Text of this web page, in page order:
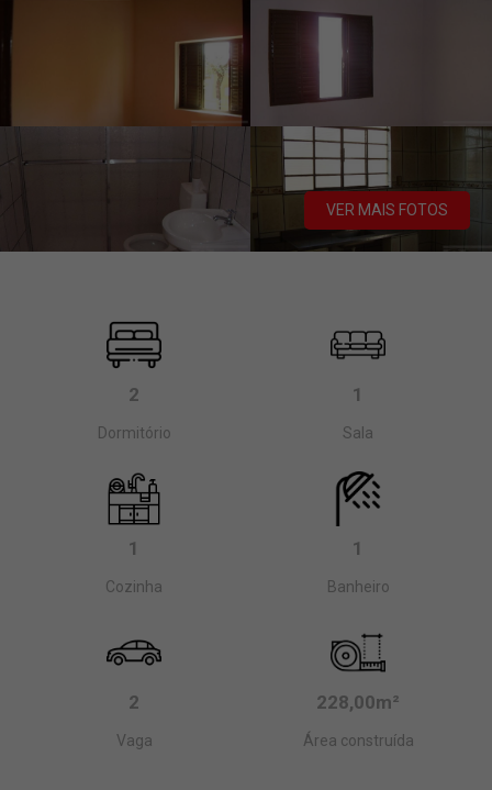
VER MAIS FOTOS
2
Dormitório
1
Sala
1
Cozinha
1
Banheiro
2
Vaga
228,00m²
Área construída